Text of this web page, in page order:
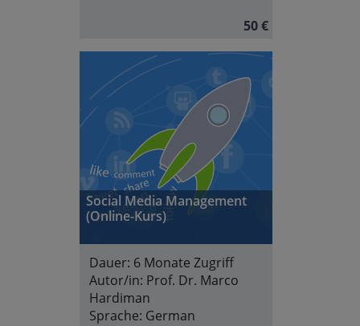
50 €
Social Media Management
(Online-Kurs)
Dauer: 6 Monate Zugriff
Autor/in: Prof. Dr. Marco
Hardiman
Sprache: German